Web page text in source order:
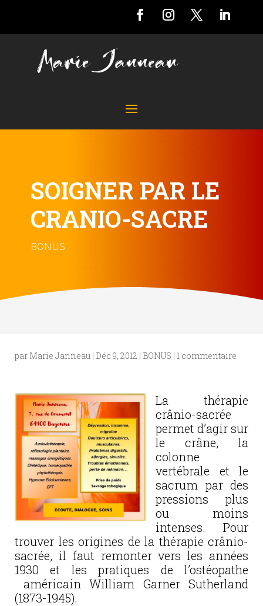
SOIGNER PAR LE
CRANIO-SACRE
BONUS
par Marie Janneau | Déc 9, 2012 | BONUS | 1 commentaire
La thérapie
crânio-sacrée
permet d’agir sur
le crâne, la
colonne
vertébrale et le
sacrum par des
pressions plus
ou moins
intenses. Pour
trouver les origines de la thérapie crânio-
sacrée, il faut remonter vers les années
1930 et les pratiques de l’ostéopathe
américain William Garner Sutherland
(1873-1945).